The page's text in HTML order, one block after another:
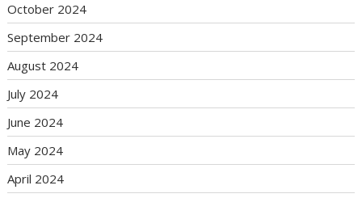
October 2024
September 2024
August 2024
July 2024
June 2024
May 2024
April 2024